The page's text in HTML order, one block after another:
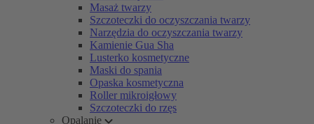
Masaż twarzy
Szczoteczki do oczyszczania twarzy
Narzędzia do oczyszczania twarzy
Kamienie Gua Sha
Lusterko kosmetyczne
Maski do spania
Opaska kosmetyczna
Roller mikroigłowy
Szczoteczki do rzęs
Opalanie